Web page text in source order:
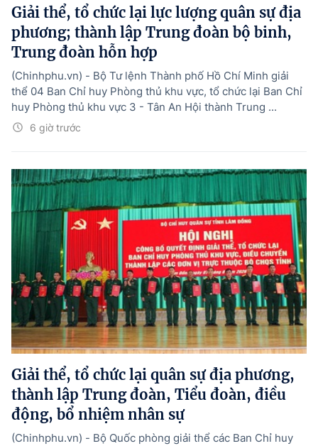
Giải thể, tổ chức lại lực lượng quân sự địa
phương; thành lập Trung đoàn bộ binh,
Trung đoàn hỗn hợp
6 giờ trước
(Chinhphu.vn) - Bộ Tư lệnh Thành phố Hồ Chí Minh giải
thể 04 Ban Chỉ huy Phòng thủ khu vực, tổ chức lại Ban Chỉ
huy Phòng thủ khu vực 3 - Tân An Hội thành Trung ...
Giải thể, tổ chức lại quân sự địa phương,
thành lập Trung đoàn, Tiểu đoàn, điều
động, bổ nhiệm nhân sự
(Chinhphu.vn) - Bộ Quốc phòng giải thể các Ban Chỉ huy